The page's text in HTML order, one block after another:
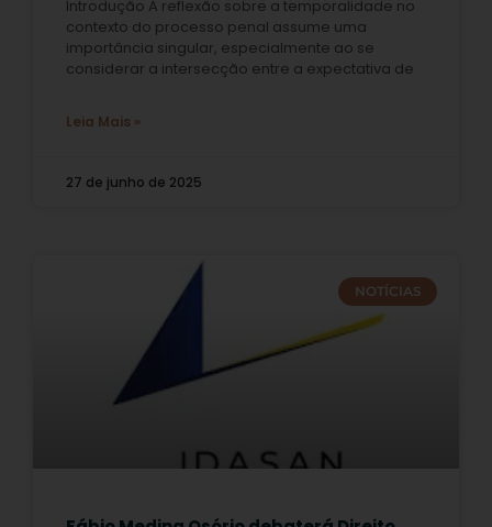
Introdução A reflexão sobre a temporalidade no
contexto do processo penal assume uma
importância singular, especialmente ao se
considerar a intersecção entre a expectativa de
Leia Mais »
27 de junho de 2025
NOTÍCIAS